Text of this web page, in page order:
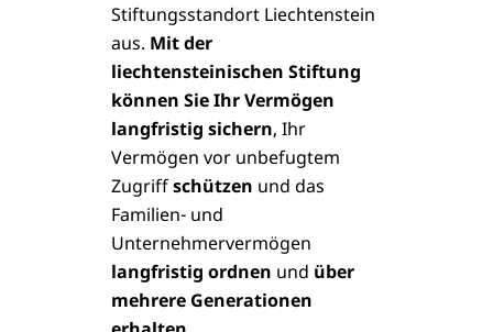
Stiftungsstandort Liechtenstein
aus. Mit der
liechtensteinischen Stiftung
können Sie Ihr Vermögen
langfristig sichern, Ihr
Vermögen vor unbefugtem
Zugriffschützen und das
Familien- und
Unternehmervermögen
langfristig ordnen und über
mehrere Generationen